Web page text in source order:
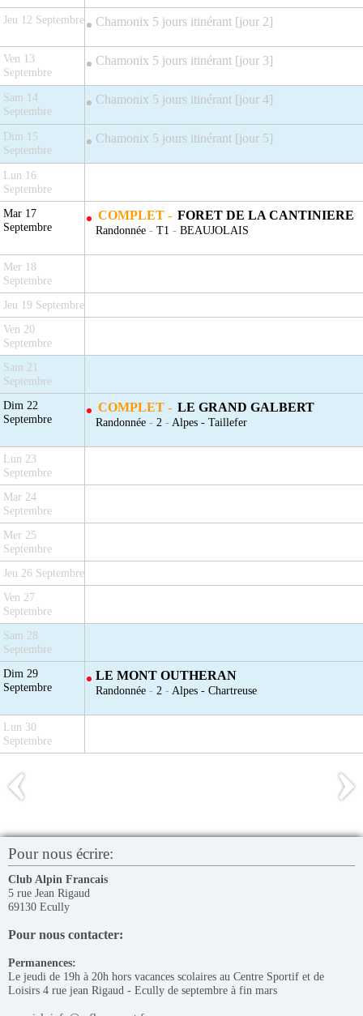
Jeu 12 Septembre Chamonix 5 jours itinérant [jour 2]
Ven 13
Septembre
Chamonix 5 jours itinérant [jour 3]
Sam 14
Septembre
Chamonix 5 jours itinérant [jour 4]
Dim 15
Septembre
Chamonix 5 jours itinérant [jour 5]
Lun 16
Septembre
Mar 17
Septembre
COMPLET - FORET DE LA CANTINIERE
Randonnée - T1 - BEAUJOLAIS
Mer 18
Septembre
Jeu 19 Septembre
Ven 20
Septembre
Sam 21
Septembre
Dim 22
Septembre
COMPLET - LE GRAND GALBERT
Randonnée - 2 - Alpes - Taillefer
Lun 23
Septembre
Mar 24
Septembre
Mer 25
Septembre
Jeu 26 Septembre
Ven 27
Septembre
Sam 28
Septembre
Dim 29
Septembre
LE MONT OUTHERAN
Randonnée - 2 - Alpes - Chartreuse
Lun 30
Septembre
Pour nous écrire:
Club Alpin Francais
5 rue Jean Rigaud
69130 Ecully
Pour nous contacter:
Permanences:
Le jeudi de 19h à 20h hors vacances scolaires au Centre Sportif et de
Loisirs 4 rue jean Rigaud - Ecully de septembre à fin mars